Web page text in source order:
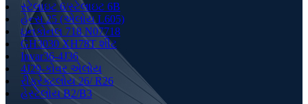
સ્ટેલાઇટ 6/સ્ટેલાઇટ 6B
હેન્સ 25 (એલોય L605)
ઇનકોનલ 718 N07718
GH3030 XH78T શીટ
Invar36-4J36
4J29-કોવર એલોય
રીફ્રેક્ટલોય 26/ R26
હેસ્ટેલોય B2/B3